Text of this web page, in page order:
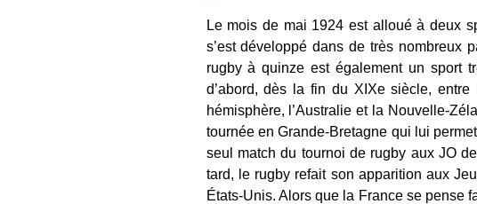
Le mois de mai 1924 est alloué à deux
s’est développé dans de très nombreux
rugby à quinze est également un sport
d’abord, dès la fin du XIXe siècle,
hémisphère, l’Australie et la Nouvelle-
tournée en Grande-Bretagne qui lui
seul match du tournoi de rugby aux JO
tard, le rugby refait son apparition aux
États-Unis. Alors que la France se pense